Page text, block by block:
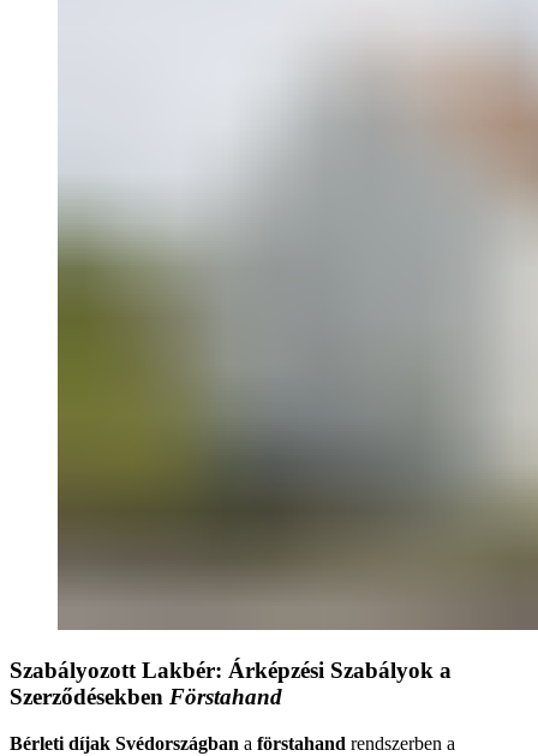
Szabályozott Lakbér: Árképzési Szabályok a
Szerződésekben Förstahand
Bérleti díjak Svédországban a förstahand rendszerben a